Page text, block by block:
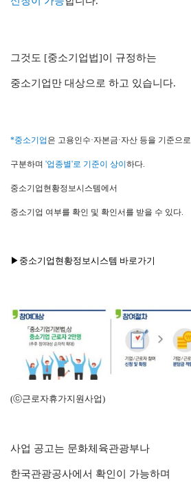
그것도 [중소기업법]이 규정하는
중소기업만 대상으로 하고 있습니다.
*중소기업 은 고용인수·자본금·자산 등을 기준으로
구분하며 '업종별'로 기준이 상이 하다.
중소기업현황정보시스템에서
중소기업 여부를 확인 및 확인서를 받을 수 있다.
▶ 중소기업현황정보시스템 바로가기
(ⓒ근로자휴가지원사업)
사업 공고는 문화체육관광부나
한국관광공사에서 확인이 가능하며